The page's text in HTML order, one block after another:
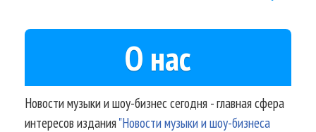
О нас
Новости музыки и шоу-бизнес сегодня - главная сфера
интересов издания"Новости музыки и шоу-бизнеса